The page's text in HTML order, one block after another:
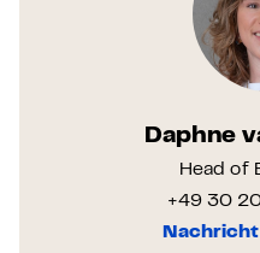
Daphne
Head of
+49 30